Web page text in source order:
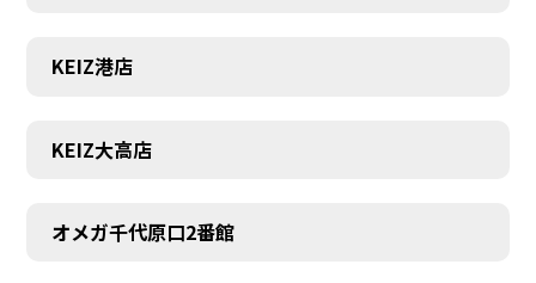
KEIZ港店
KEIZ大高店
オメガ千代原口2番館